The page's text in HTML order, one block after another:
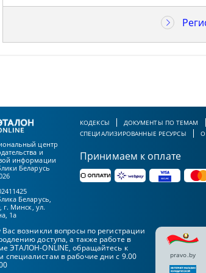
центр
и
информации
Беларусь
Беларусь,
г. Минск, ул.
1а
КОДЕКСЫ ДОКУМЕНТЫ ПО ТЕМАМ
СПЕЦИАЛИЗИРОВАННЫЕ РЕСУРСЫ
О
Принимаем к оплате
Вас возникли вопросы по регистрации
доступа, а также работе в
ЭТАЛОН-ONLINE, обращайтесь к
специалистам в рабочие дни с 9.00
pravo.by